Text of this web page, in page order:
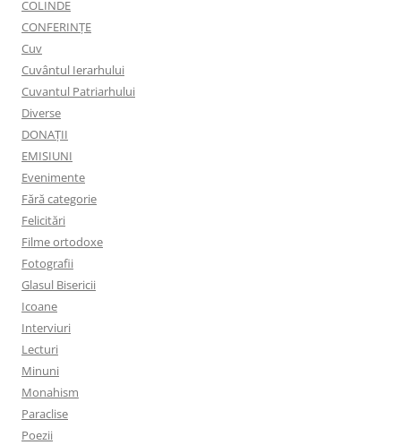
COLINDE
CONFERINȚE
Cuv
Cuvântul Ierarhului
Cuvantul Patriarhului
Diverse
DONAȚII
EMISIUNI
Evenimente
Fără categorie
Felicitări
Filme ortodoxe
Fotografii
Glasul Bisericii
Icoane
Interviuri
Lecturi
Minuni
Monahism
Paraclise
Poezii